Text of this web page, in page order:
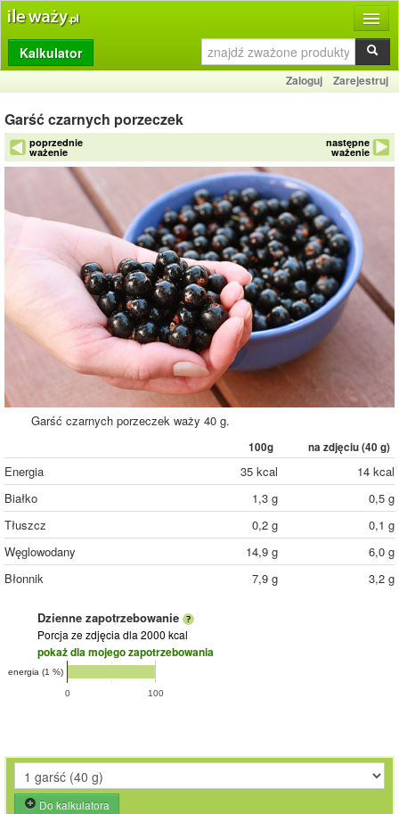
Produkty
Dziennik
Przelicznik
Porównywarka
Słownik
O stronie
Kontakt
Kalkulator
Zaloguj Zarejestruj
Garść czarnych porzeczek
poprzednie
ważenie
następne
ważenie
Garść czarnych porzeczek waży 40 g.
100g na zdjęciu (40 g)
Energia 35 kcal
14 kcal
Białko
1,3 g
0,5 g
Tłuszcz
0,2 g
0,1 g
Węglowodany
14,9 g
6,0 g
Błonnik
7,9 g 3,2 g
Dzienne zapotrzebowanie
Porcja ze zdjęcia dla 2000 kcal
pokaż dla mojego zapotrzebowania
0 100
energia (1 %)
Do kalkulatora